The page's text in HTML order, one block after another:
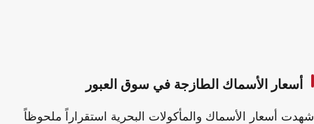
أسعار الأسماك الطازجة في سوق العبور
شهدت أسعار الأسماك والمأكولات البحرية استقراراً ملحوظاً